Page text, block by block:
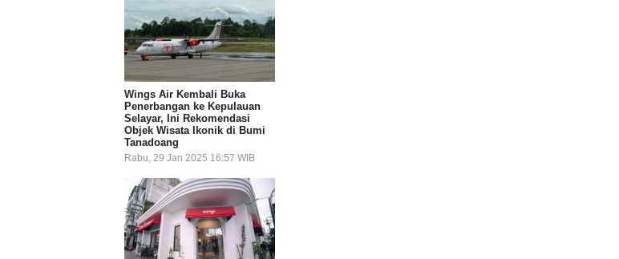
Wings Air Kembali Buka
Penerbangan ke Kepulauan
Selayar, Ini Rekomendasi
Objek Wisata Ikonik di Bumi
Tanadoang
Rabu, 29 Jan 2025 16:57 WIB